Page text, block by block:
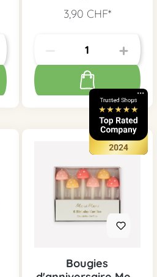
3,90 CHF*
Bougies